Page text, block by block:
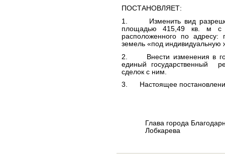
ПОСТАНОВЛЯЕТ:
1. Изменить вид
площадью 415,49 кв. м с
расположенного по
земель «под индивидуальную
2. Внести изменения в
единый государственный
сделок с ним.
3. Настоящее постановление
Глава
Лобкарева